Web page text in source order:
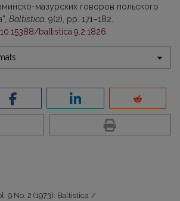
мазурских говоров польского
Baltistica, 9(2), pp. 171–182.
10.15388/baltistica.9.2.1826.
9 No. 2 (1973): Baltistica /